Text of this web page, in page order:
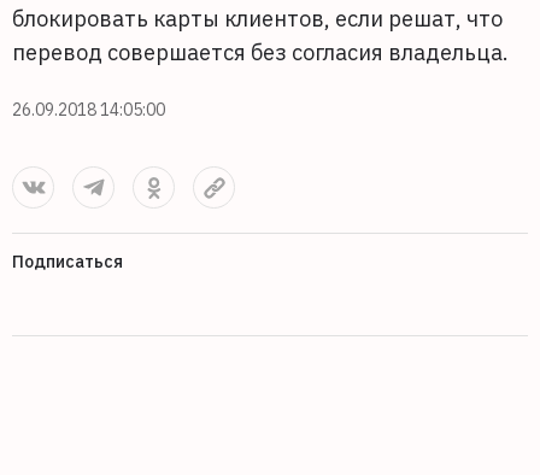
блокировать карты клиентов, если решат, что
перевод совершается без согласия владельца.
26.09.2018 14:05:00
Подписаться